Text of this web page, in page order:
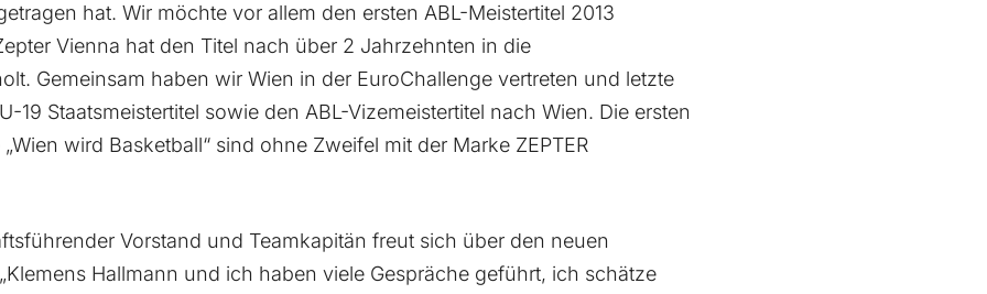
hat. Wir möchte vor allem den ersten ABL-Meistertitel 2013
Vienna hat den Titel nach über 2 Jahrzehnten in die
Gemeinsam haben wir Wien in der EuroChallenge vertreten und letzte
19 Staatsmeistertitel sowie den ABL-Vizemeistertitel nach Wien. Die ersten
wird Basketball“ sind ohne Zweifel mit der Marke ZEPTER
Vorstand und Teamkapitän freut sich über den neuen
Hallmann und ich haben viele Gespräche geführt, ich schätze